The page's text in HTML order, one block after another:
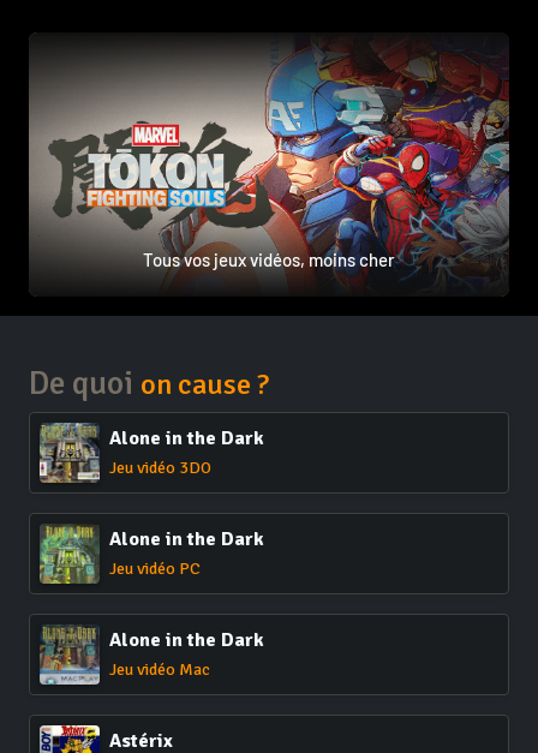
Tous vos jeux vidéos, moins cher
De quoi on cause ?
Alone in the Dark
Jeu vidéo 3DO
Alone in the Dark
Jeu vidéo PC
Alone in the Dark
Jeu vidéo Mac
Astérix